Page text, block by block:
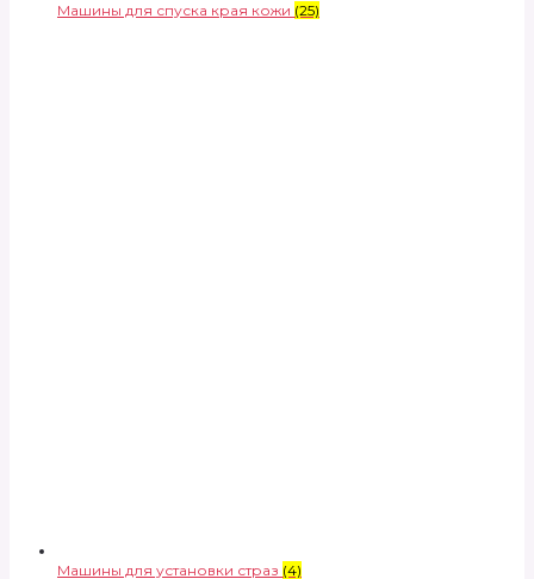
Машины для спуска края кожи (25)
Машины для установки страз (4)